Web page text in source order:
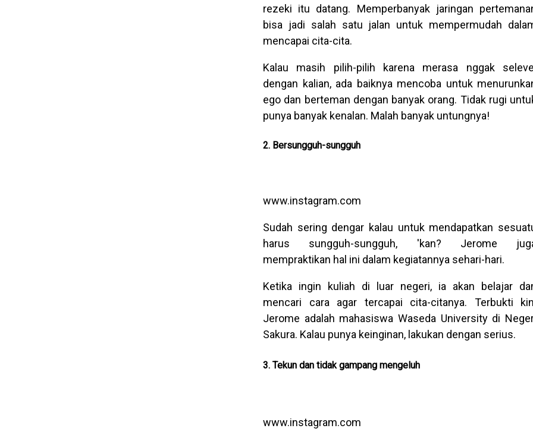
rezeki itu datang. Memperbanyak jaringan
bisa jadi salah satu jalan untuk mempermudah
mencapai cita-cita.
Kalau masih pilih-pilih karena merasa nggak selevel
dengan kalian, ada baiknya mencoba untuk
ego dan berteman dengan banyak orang. Tidak rugi
punya banyak kenalan. Malah banyak untungnya!
2. Bersungguh-sungguh
www.instagram.com
Sudah sering dengar kalau untuk mendapatkan
harus sungguh-sungguh, 'kan? Jerome
mempraktikan hal ini dalam kegiatannya sehari-hari.
Ketika ingin kuliah di luar negeri, ia akan belajar
mencari cara agar tercapai cita-citanya. Terbukti
Jerome adalah mahasiswa Waseda University di
Sakura. Kalau punya keinginan, lakukan dengan serius.
3. Tekun dan tidak gampang mengeluh
www.instagram.com